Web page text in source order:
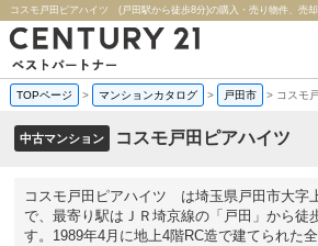
TOPページ > マンションカタログ > 戸田市 > コスモ
中古マンション コスモ戸田ピアハイツ
コスモ戸田ピアハイツ は埼玉県戸田市大字
で、最寄り駅はＪＲ埼京線の「戸田」から徒
す。1989年4月に地上4階RC造で建てられた